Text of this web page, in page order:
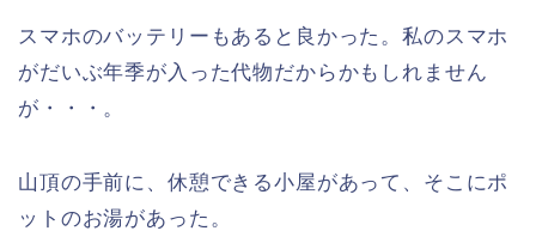
スマホのバッテリーもあると良かった。私のスマホ
がだいぶ年季が入った代物だからかもしれません
が・・・。
山頂の手前に、休憩できる小屋があって、そこにポ
ットのお湯があった。